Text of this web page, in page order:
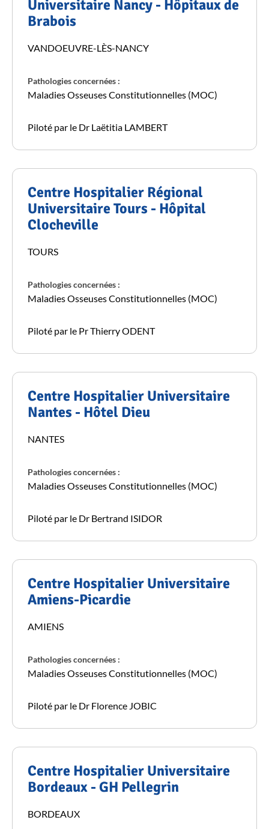
Universitaire Nancy - Hôpitaux de
Brabois
VANDOEUVRE-LÈS-NANCY
Pathologies concernées :
Maladies Osseuses Constitutionnelles (MOC)
Piloté par le Dr Laëtitia LAMBERT
Centre Hospitalier Régional
Universitaire Tours - Hôpital
Clocheville
TOURS
Pathologies concernées :
Maladies Osseuses Constitutionnelles (MOC)
Piloté par le Pr Thierry ODENT
Centre Hospitalier Universitaire
Nantes - Hôtel Dieu
NANTES
Pathologies concernées :
Maladies Osseuses Constitutionnelles (MOC)
Piloté par le Dr Bertrand ISIDOR
Centre Hospitalier Universitaire
Amiens-Picardie
AMIENS
Pathologies concernées :
Maladies Osseuses Constitutionnelles (MOC)
Piloté par le Dr Florence JOBIC
Centre Hospitalier Universitaire
Bordeaux - GH Pellegrin
BORDEAUX